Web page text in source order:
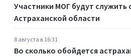
Участники МОГ будут служить
Астраханской области
8 августа в 16:31
Во сколько обойдется